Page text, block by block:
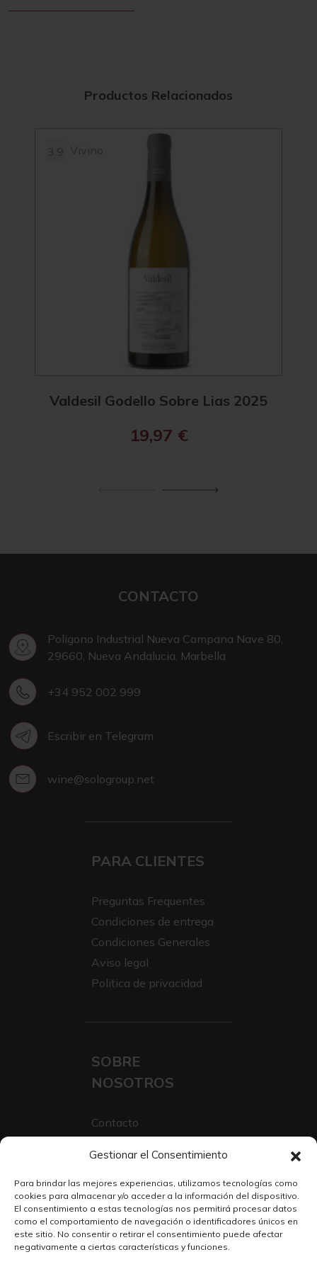
Gestionar el Consentimiento
Para brindar las mejores experiencias, utilizamos tecnologías como
cookies para almacenar y/o acceder a la información del dispositivo.
El consentimiento a estas tecnologías nos permitirá procesar datos
como el comportamiento de navegación o identificadores únicos en
este sitio. No consentir o retirar el consentimiento puede afectar
negativamente a ciertas características y funciones.
Productos Relacionados
Vivino
Valdesil Godello Sobre Lias 2025
19,97 €
CONTACTO
Poligono Industrial Nueva Campana Nave 80,
29660, Nueva Andalucia, Marbella
+34 952 002 999
Escribir en Telegram
wine@sologroup.net
PARA CLIENTES
Preguntas Frequentes
Condiciones de entrega
Condiciones Generales
Aviso legal
Politica de privacidad
SOBRE
NOSOTROS
Contacto